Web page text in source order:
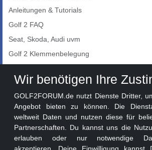
Anleitungen & Tutorials
Golf 2 FAQ
Seat, Skoda, Audi uvm
Golf 2 Klemmenbelegung
Auto-Showroom
Golf 2 Lackcodes
Sonderversionen
Sonstige Marken
Wir benötigen Ihre
GOLF2FORUM.de nutzt Dienste Dritter,
Angebot bieten zu können. Die
weltweit Daten und nutzen diese für
Partnerschaften. Du kannst uns die
erlauben oder nur notwendige